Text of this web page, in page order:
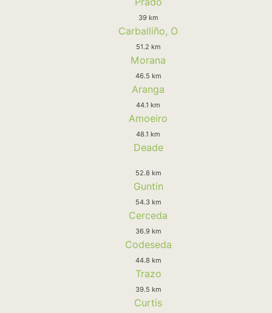
39 km
Carballiño, O
51.2 km
Morana
46.5 km
Aranga
44.1 km
Amoeiro
48.1 km
Deade
52.8 km
Guntin
54.3 km
Cerceda
36.9 km
Codeseda
44.8 km
Trazo
39.5 km
Curtis